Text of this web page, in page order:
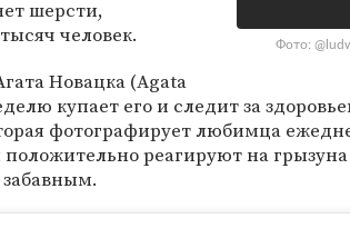
Фото:
шерсти,
человек.
Новацка (Agata
купает его и следит за
фотографирует любимца
реагируют на